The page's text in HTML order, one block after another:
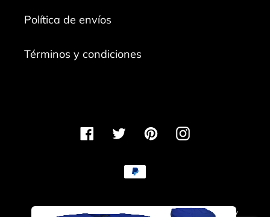
Política de envíos
Términos y condiciones
FacebookTwitterPinterestInstagram
Métodos
de
© 2026,La Perikita Online Tecnología de Shopify